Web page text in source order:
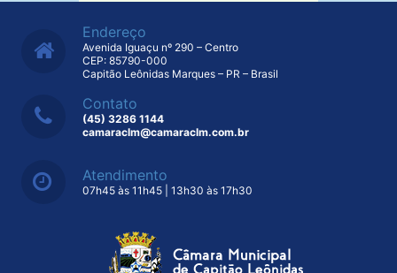
Endereço
Avenida Iguaçu nº 290 – Centro
CEP: 85790-000
Capitão Leônidas Marques – PR – Brasil
Contato
(45) 3286 1144
camaraclm@camaraclm.com.br
Atendimento
07h45 às 11h45 | 13h30 às 17h30